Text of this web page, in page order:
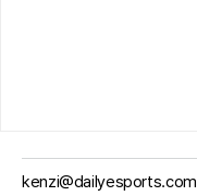
kenzi@dailyesports.com